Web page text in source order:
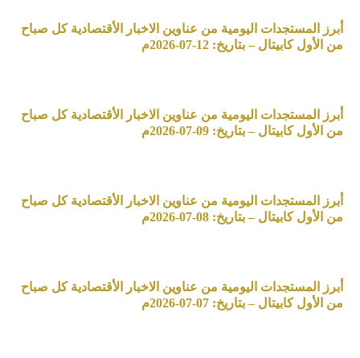
أبرز المستجدات اليومية من عناوين الاخبار الأقتصادية كل صباح
من الأول كابيتال – بتاريخ: 12-07-2026م
أبرز المستجدات اليومية من عناوين الاخبار الأقتصادية كل صباح
من الأول كابيتال – بتاريخ: 09-07-2026م
أبرز المستجدات اليومية من عناوين الاخبار الأقتصادية كل صباح
من الأول كابيتال – بتاريخ: 08-07-2026م
أبرز المستجدات اليومية من عناوين الاخبار الأقتصادية كل صباح
من الأول كابيتال – بتاريخ: 07-07-2026م